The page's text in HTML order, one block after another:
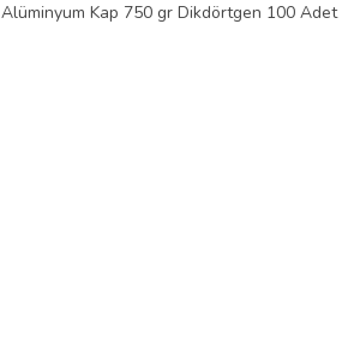
Alüminyum Kap 750 gr Dikdörtgen 100 Adet